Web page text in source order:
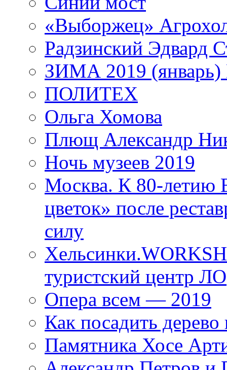
«Выборжец»
Радзинский Эдвард
ЗИМА 2019 (январь)
ПОЛИТЕХ
Ольга Хомова
Плющ Александр
Ночь музеев 2019
Москва. К 80-
цветок» после
силу
туристский центр ЛО
Опера всем — 2019
Как посадить дерево
Памятника Хосе